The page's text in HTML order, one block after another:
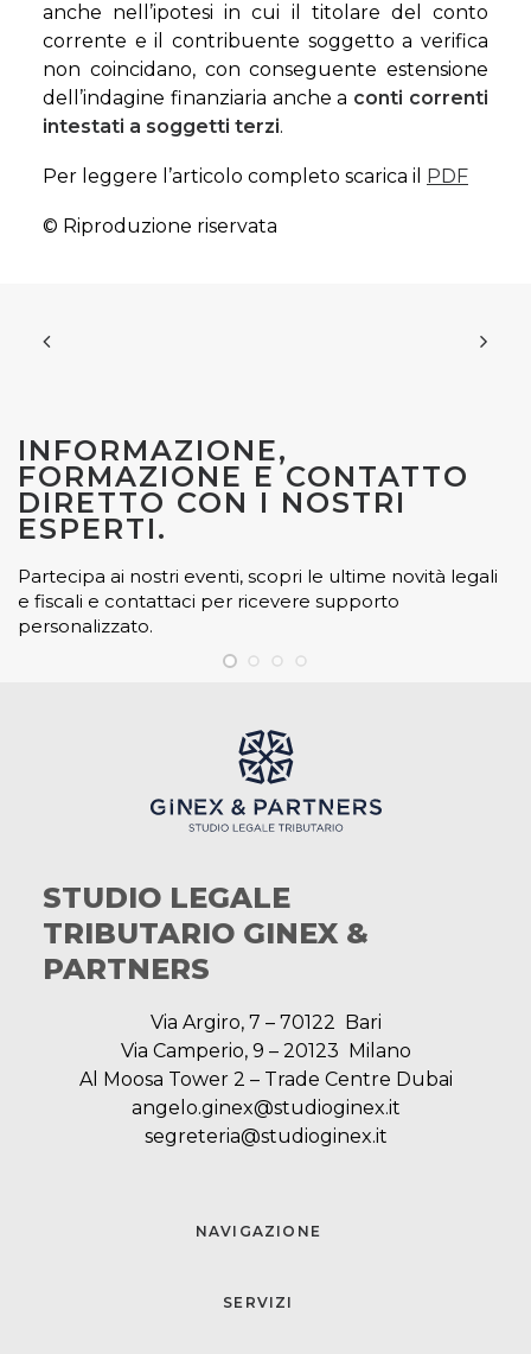
anche nell’ipotesi in cui il titolare del conto
corrente e il contribuente soggetto a verifica
non coincidano, con conseguente estensione
dell’indagine finanziaria anche a conti correnti
intestati a soggetti terzi.
Per leggere l’articolo completo scarica il PDF
© Riproduzione riservata
INFORMAZIONE,
FORMAZIONE E CONTATTO
DIRETTO CON I NOSTRI
ESPERTI.
Partecipa ai nostri eventi, scopri le ultime novità legali
e fiscali e contattaci per ricevere supporto
personalizzato.
STUDIO LEGALE
TRIBUTARIO GINEX &
PARTNERS
Via Argiro, 7 – 70122 Bari
Via Camperio, 9 – 20123 Milano
Al Moosa Tower 2 – Trade Centre Dubai
angelo.ginex@studioginex.it
segreteria@studioginex.it
NAVIGAZIONE
SERVIZI